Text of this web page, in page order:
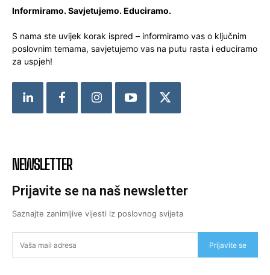
Informiramo. Savjetujemo. Educiramo.
S nama ste uvijek korak ispred – informiramo vas o ključnim
poslovnim temama, savjetujemo vas na putu rasta i educiramo
za uspjeh!
NEWSLETTER
Prijavite se na naš newsletter
Saznajte zanimljive vijesti iz poslovnog svijeta
Prijavite se